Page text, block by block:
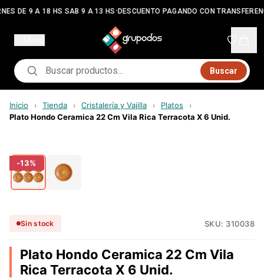
DE 9 A 18 HS SAB 9 A 13 HS• DESCUENTO PAGANDO CON
Buscar
Inicio › Tienda › Cristalería y Vajilla › Platos ›
Plato Hondo Ceramica 22 Cm Vila Rica Terracota X 6 Unid.
-13%
Sin stock SKU: 310038
Plato Hondo Ceramica 22 Cm Vila
Rica Terracota X 6 Unid.